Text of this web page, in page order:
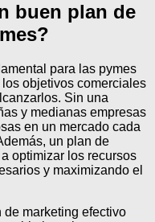
buen plan de
para las pymes
objetivos comerciales
Sin una
y medianas empresas
en un mercado cada
un plan de
optimizar los recursos
y maximizando el
de marketing efectivo